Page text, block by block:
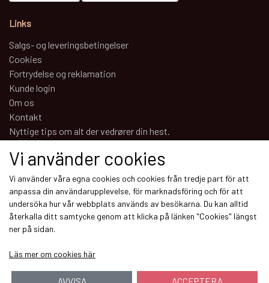
Links
Salgs- og leveringsbetingelser
Cookies
Fortrydelse og reklamation
Kunde login
Om os
Kontakt
Nyttige tips om alt der vedrører din hest.
Sociale medier
Modtag vores nyhedsbrev via e-mail
Vi använder cookies
Vi använder våra egna cookies och cookies från tredje part för att
anpassa din användarupplevelse, för marknadsföring och för att
undersöka hur vår webbplats används av besökarna. Du kan alltid
återkalla ditt samtycke genom att klicka på länken "Cookies" längst
ner på sidan.
Läs mer om cookies här